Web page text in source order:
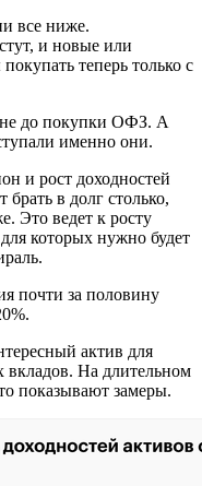
все ниже.
и новые или
теперь только с
до покупки ОФЗ. А
именно они.
и рост доходностей
в долг столько,
Это ведет к росту
которых нужно будет
почти за половину
актив для
вкладов. На длительном
показывают замеры.